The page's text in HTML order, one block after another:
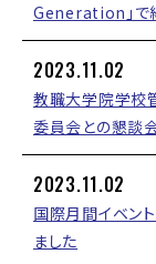
Generation」で
2023.11.02
教職大学院学校
委員会との懇談
2023.11.02
国際月間イベン
ました